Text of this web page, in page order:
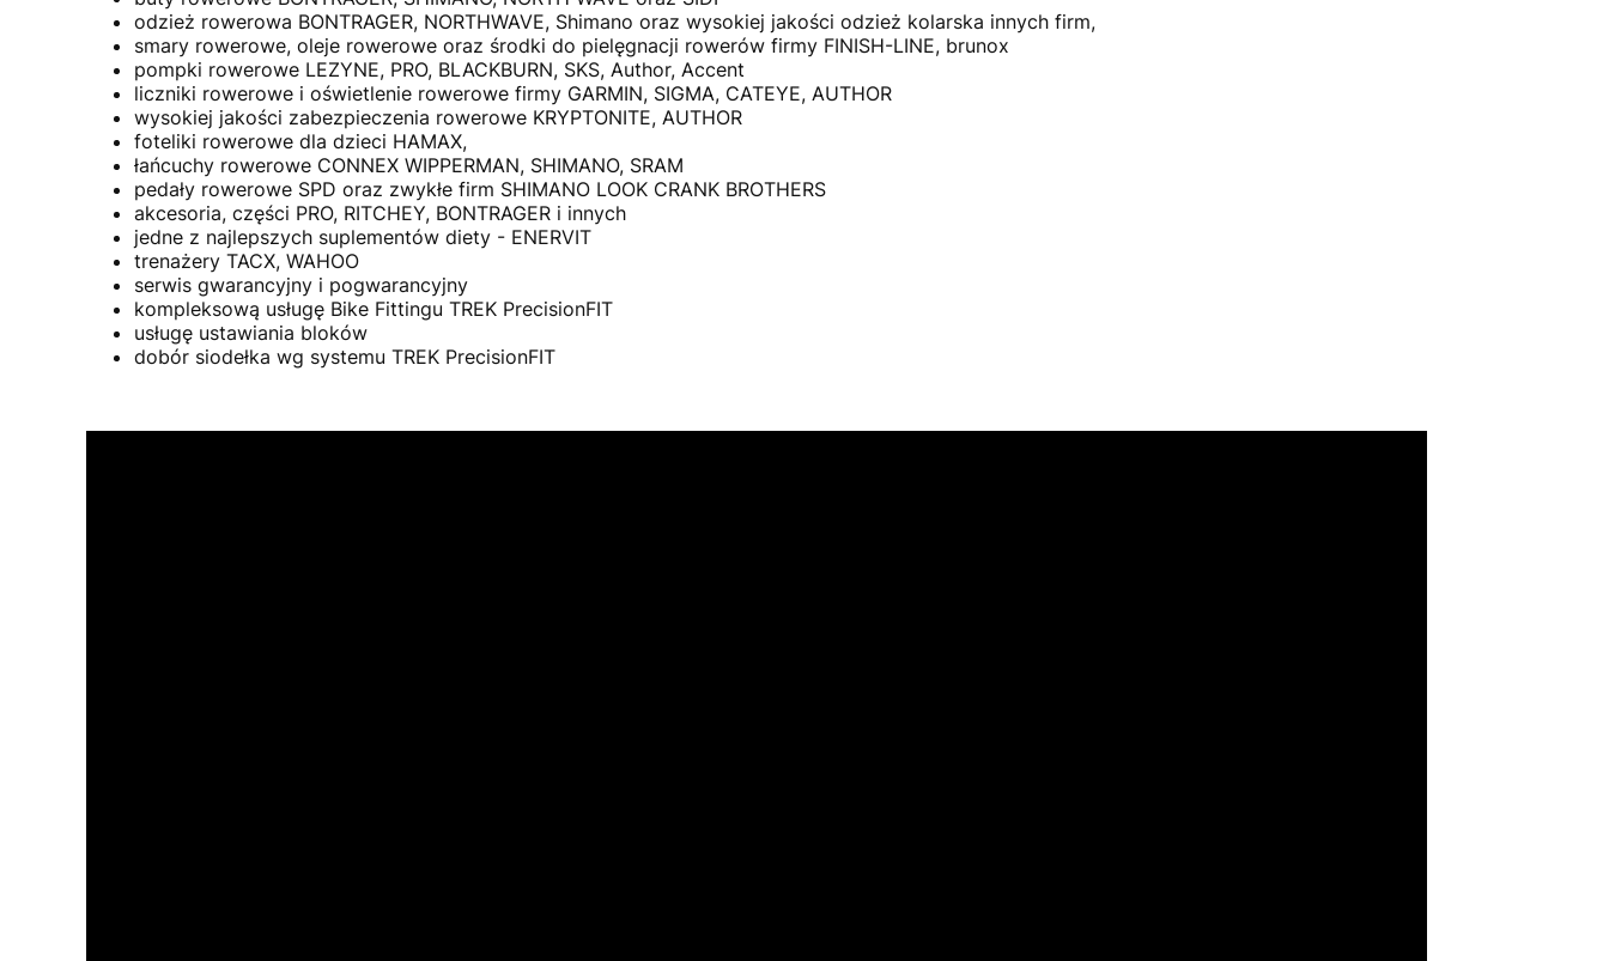
odzież rowerowa BONTRAGER, NORTHWAVE, Shimano oraz wysokiej jakości odzież kolarska innych firm,
smary rowerowe, oleje rowerowe oraz środki do pielęgnacji rowerów firmy FINISH-LINE, brunox
pompki rowerowe LEZYNE, PRO, BLACKBURN, SKS, Author, Accent
liczniki rowerowe i oświetlenie rowerowe firmy GARMIN, SIGMA, CATEYE, AUTHOR
wysokiej jakości zabezpieczenia rowerowe KRYPTONITE, AUTHOR
foteliki rowerowe dla dzieci HAMAX,
łańcuchy rowerowe CONNEX WIPPERMAN, SHIMANO, SRAM
pedały rowerowe SPD oraz zwykłe firm SHIMANO LOOK CRANK BROTHERS
akcesoria, części PRO, RITCHEY, BONTRAGER i innych
jedne z najlepszych suplementów diety - ENERVIT
trenażery TACX, WAHOO
serwis gwarancyjny i pogwarancyjny
kompleksową usługę Bike Fittingu TREK PrecisionFIT
usługę ustawiania bloków
dobór siodełka wg systemu TREK PrecisionFIT